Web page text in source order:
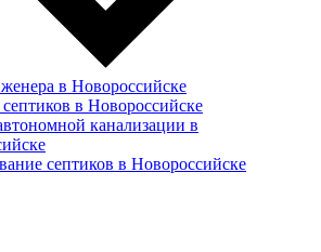
в Новороссийске
септиков в Новороссийске
канализации в
септиков в Новороссийске